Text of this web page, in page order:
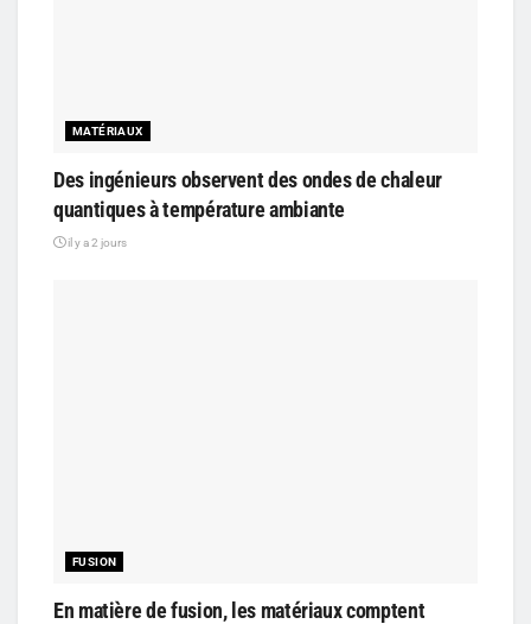
MATÉRIAUX
Des ingénieurs observent des ondes de chaleur
quantiques à température ambiante
il y a 2 jours
FUSION
En matière de fusion, les matériaux comptent